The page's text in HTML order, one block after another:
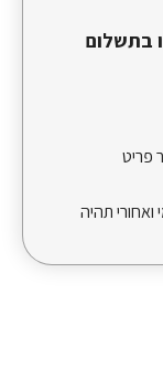
תחויבו בתשלום
פריט
קדמי ואחורי תהיה